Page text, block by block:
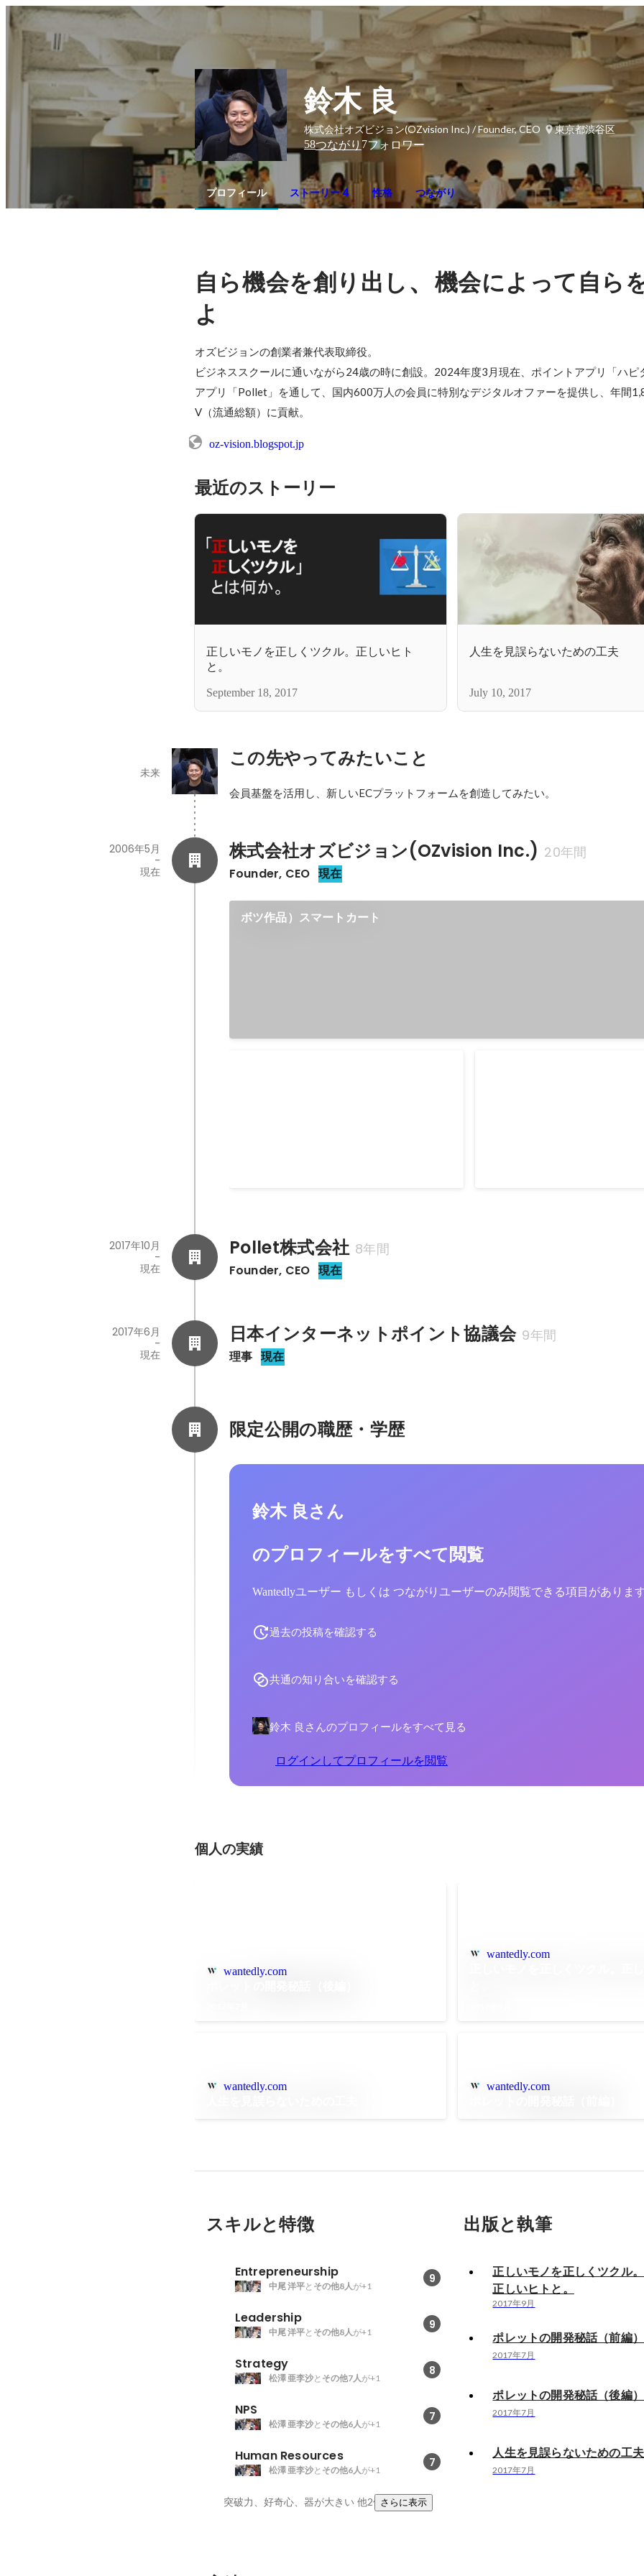
鈴木 良
株式会社オズビジョン(OZvision Inc.) / Founder, CEO
東京都渋谷区
58つながり 7フォロワー
プロフィール ストーリー 4 性格 つながり
自ら機会を創り出し、 機会によって自ら
よ
オズビジョンの創業者兼代表取締役。
ビジネススクールに通いながら24歳の時に創設。2024年度3月現在、ポイントアプリ「ハピ
アプリ「Pollet」を通して、国内600万人の会員に特別なデジタルオファーを提供し、年間
V（流通総額）に貢献。
oz-vision.blogspot.jp
最近のストーリー
正しいモノを正しくツクル。正しいヒト
と。
September 18, 2017
人生を見誤らないための工夫
July 10, 2017
この先やってみたいこと
未来
会員基盤を活用し、新しいECプラットフォームを創造してみたい。
株式会社オズビジョン(OZvision Inc.) 20年間
Founder, CEO 現在
2006年5月
-
現在
ボツ作品）スマートカート
Pollet株式会社 8年間
Founder, CEO 現在
2017年10月
-
現在
日本インターネットポイント協議会 9年間
理事 現在
2017年6月
-
現在
限定公開の職歴・学歴
鈴木 良さん
のプロフィールをすべて閲覧
Wantedlyユーザー もしくは つながりユーザーのみ閲覧できる項目がありま
過去の投稿を確認する
共通の知り合いを確認する
鈴木 良さんのプロフィールをすべて見る
ログインしてプロフィールを閲覧
個人の実績
wantedly.com
wantedly.com
wantedly.com wantedly.com
スキルと特徴
Entrepreneurship 9
中尾 洋平と その他8人が+1
Leadership 9
中尾 洋平と その他8人が+1
Strategy 8
松澤 亜李沙と その他7人が+1
NPS 7
松澤 亜李沙と その他6人が+1
Human Resources 7
松澤 亜李沙と その他6人が+1
突破力、好奇心、器が大きい 他2件さらに表示
出版と執筆
正しいモノを正しくツクル。
正しいヒトと。
2017年9月
ポレットの開発秘話（前編）
2017年7月
ポレットの開発秘話（後編）
2017年7月
人生を見誤らないための工夫
2017年7月